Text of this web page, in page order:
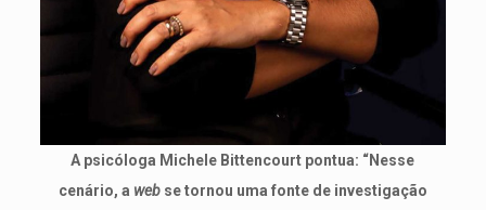
A psicóloga Michele Bittencourt pontua: “Nesse
cenário, a webse tornou uma fonte de investigação